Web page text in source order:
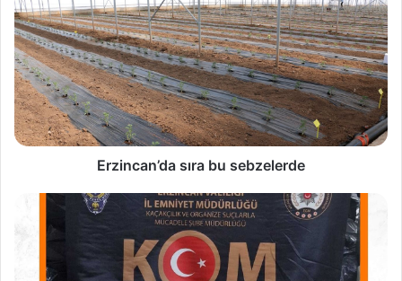
Erzincan’da sıra bu sebzelerde